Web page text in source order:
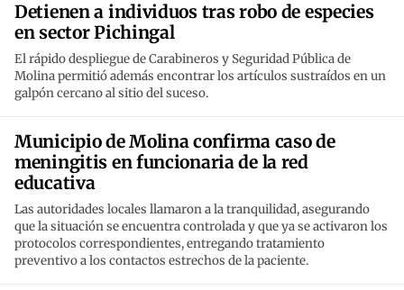
Detienen a individuos tras robo de especies
en sector Pichingal
El rápido despliegue de Carabineros y Seguridad Pública de
Molina permitió además encontrar los artículos sustraídos en un
galpón cercano al sitio del suceso.
Municipio de Molina confirma caso de
meningitis en funcionaria de la red
educativa
Las autoridades locales llamaron a la tranquilidad, asegurando
que la situación se encuentra controlada y que ya se activaron los
protocolos correspondientes, entregando tratamiento
preventivo a los contactos estrechos de la paciente.